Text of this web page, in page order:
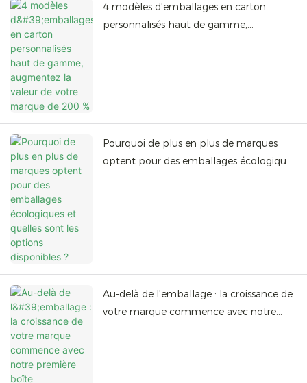
4 modèles d'emballages en carton
personnalisés haut de gamme,
Pourquoi de plus en plus de marques
optent pour des emballages écologiques
Au-delà de l'emballage : la croissance de
votre marque commence avec notre